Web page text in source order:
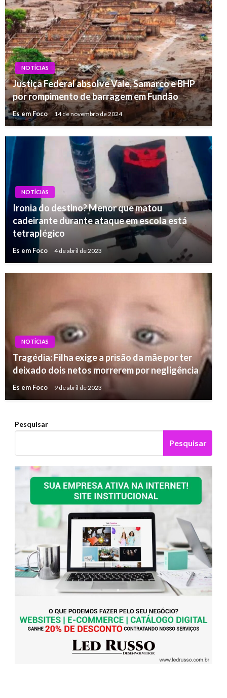
NOTÍCIAS
Justiça Federal absolve Vale, Samarco e BHP
por rompimento de barragem em Fundão
Es em Foco 14 de novembro de 2024
NOTÍCIAS
Ironia do destino? Menor que matou
cadeirante durante ataque em escola está
tetraplégico
Es em Foco 4 de abril de 2023
NOTÍCIAS
Tragédia: Filha exige a prisão da mãe por ter
deixado dois netos morrerem por negligência
Es em Foco 9 de abril de 2023
Pesquisar
Pesquisar